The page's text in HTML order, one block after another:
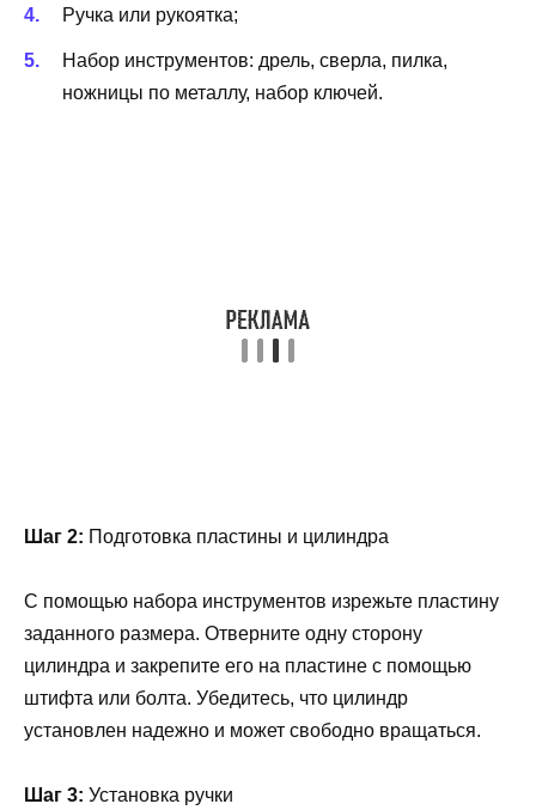
Ручка или рукоятка;
Набор инструментов: дрель, сверла, пилка,
ножницы по металлу, набор ключей.
Шаг 2: Подготовка пластины и цилиндра
С помощью набора инструментов изрежьте пластину
заданного размера. Отверните одну сторону
цилиндра и закрепите его на пластине с помощью
штифта или болта. Убедитесь, что цилиндр
установлен надежно и может свободно вращаться.
Шаг 3: Установка ручки